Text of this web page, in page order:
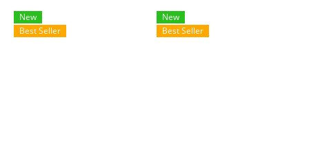
New
Best Seller
New
Best Seller